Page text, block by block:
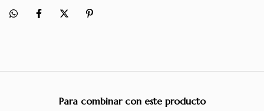
Para combinar con este producto